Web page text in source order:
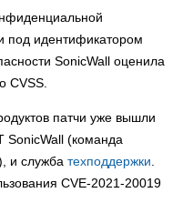
под идентификатором
SonicWall оценила
CVSS.
патчи уже вышли
SonicWall (команда
и служба техподдержки
CVE-2021-20019